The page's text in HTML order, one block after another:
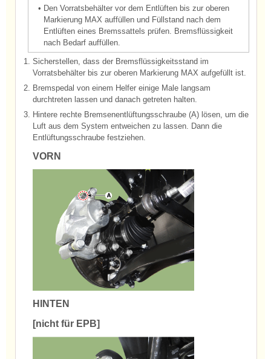
• Den Vorratsbehälter vor dem Entlüften bis zur oberen
Markierung MAX auffüllen und Füllstand nach dem
Entlüften eines Bremssattels prüfen. Bremsflüssigkeit
nach Bedarf auffüllen.
1. Sicherstellen, dass der Bremsflüssigkeitsstand im
Vorratsbehälter bis zur oberen Markierung MAX aufgefüllt ist.
2. Bremspedal von einem Helfer einige Male langsam
durchtreten lassen und danach getreten halten.
3. Hintere rechte Bremsenentlüftungsschraube (A) lösen, um die
Luft aus dem System entweichen zu lassen. Dann die
Entlüftungsschraube festziehen.
VORN
HINTEN
[nicht für EPB]